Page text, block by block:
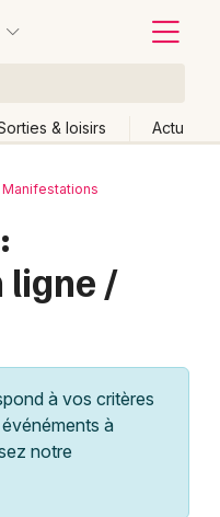
& loisirs Actu
Manifestations
ligne /
à vos critères
à
notre
Effacer les dates